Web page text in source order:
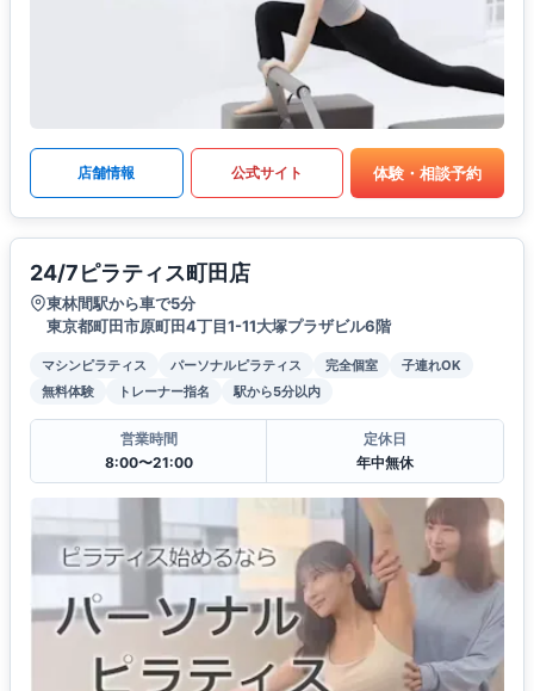
店舗情報 公式サイト 体験・相談予約
24/7ピラティス町田店
東林間駅から車で5分
東京都町田市原町田4丁目1-11大塚プラザビル6階
マシンピラティス パーソナルピラティス 完全個室
子連れOK
無料体験
トレーナー指名 駅から5分以内
営業時間
8:00〜21:00
定休日
年中無休